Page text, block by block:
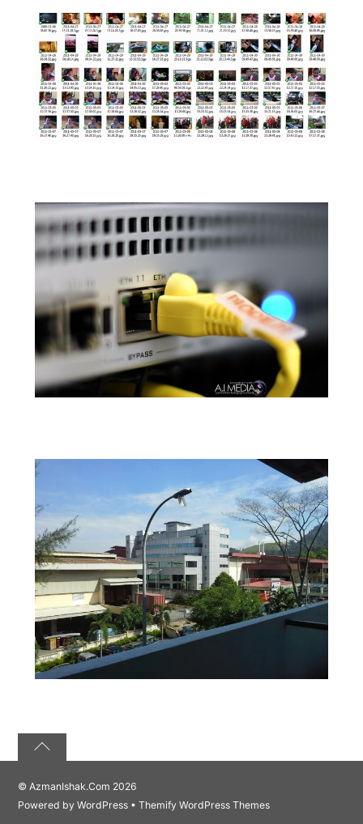
©AzmanIshak.Com 2026
Powered byWordPress •Themify WordPress Themes